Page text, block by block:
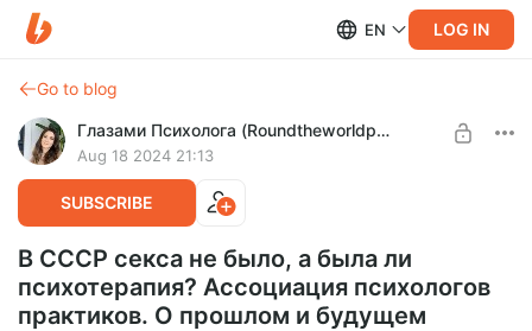
EN LOG IN
Go to blog
Глазами Психолога (Roundtheworldpsy)
Aug 18 2024 21:13
SUBSCRIBE
В СССР секса не было, а была ли
психотерапия? Ассоциация психологов
практиков. О прошлом и будущем